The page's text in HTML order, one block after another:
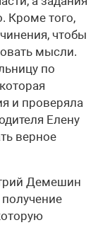
Кроме того,
чтобы
мысли.
по
и проверяла
Елену
верное
Демешин